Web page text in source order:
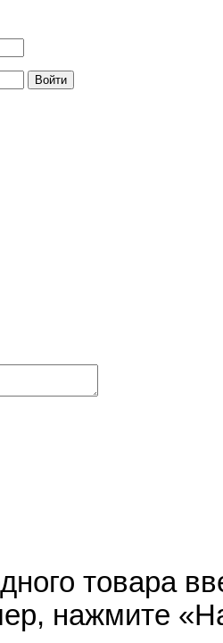
Войти
товара
нажмите